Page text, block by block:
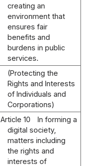
creating an
environment that
ensures fair
benefits and
burdens in public
services.
(Protecting the
Rights and Interests
of Individuals and
Corporations)
Article 10
In forming a
digital society,
matters including
the rights and
interests of